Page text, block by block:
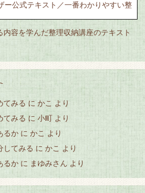
ー公式テキスト／一番わかりやすい整
内容を学んだ整理収納講座のテキスト
てみる にかこ より
てみるに小町 より
るか に かこ より
してみる に かこ より
るか に まゆみさん より